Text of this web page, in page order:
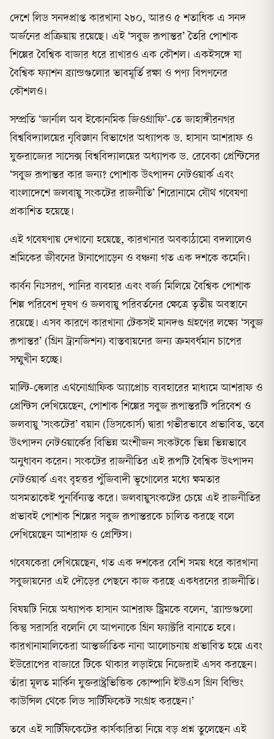
দেশে লিড সনদপ্রাপ্ত কারখানা ২৮০, আরও ৫ শতাধিক এ সনদ
অর্জনের প্রক্রিয়ায় রয়েছে। এই ‘সবুজ রূপান্তর’ তৈরি পোশাক
শিল্পের বৈশ্বিক বাজার ধরে রাখারও এক কৌশল। একইসঙ্গে যা
বৈশ্বিক ফ্যাশন ব্র্যান্ডগুলোর ভাবমূর্তি রক্ষা ও পণ্য বিপণনের
কৌশলও।
সম্প্রতি ‘জার্নাল অব ইকোনমিক জিওগ্রাফি’-তে জাহাঙ্গীরনগর
বিশ্ববিদ্যালয়ের নৃবিজ্ঞান বিভাগের অধ্যাপক ড. হাসান আশরাফ ও
যুক্তরাজ্যের সাসেক্স বিশ্ববিদ্যালয়ের অধ্যাপক ড. রেবেকা প্রেন্টিসের
‘সবুজ রূপান্তর কার জন্য? পোশাক উৎপাদন নেটওয়ার্ক এবং
বাংলাদেশে জলবায়ু সংকটের রাজনীতি’ শিরোনামে যৌথ গবেষণা
প্রকাশিত হয়েছে।
এই গবেষণায় দেখানো হয়েছে, কারখানার অবকাঠামো বদলালেও
শ্রমিকের জীবনের টানাপোড়েন ও বঞ্চনা গত এক দশকে কমেনি।
কার্বন নিঃসরণ, পানির ব্যবহার এবং বর্জ্য মিলিয়ে বৈশ্বিক পোশাক
শিল্প পরিবেশ দূষণ ও জলবায়ু পরিবর্তনের ক্ষেত্রে তৃতীয় অবস্থানে
রয়েছে। এসব কারণে কারখানা টেকসই মানদণ্ড গ্রহণের লক্ষ্যে ‘সবুজ
রূপান্তর’ (গ্রিন ট্রানজিশন) বাস্তবায়নের জন্য ক্রমবর্ধমান চাপের
সম্মুখীন হচ্ছে।
মাল্টি-স্কেলার এথনোগ্রাফিক অ্যাপ্রোচ ব্যবহারের মাধ্যমে আশরাফ ও
প্রেন্টিস দেখিয়েছেন, পোশাক শিল্পের সবুজ রূপান্তরটি পরিবেশ ও
জলবায়ু ‘সংকটের’ বয়ান (ডিসকোর্স) দ্বারা গভীরভাবে প্রভাবিত, তবে
উৎপাদন নেটওয়ার্কের বিভিন্ন অংশীজন সংকটকে ভিন্ন ভিন্নভাবে
অনুধাবন করেন। সংকটের রাজনীতির এই রূপটি বৈশ্বিক উৎপাদন
নেটওয়ার্ক এবং বৃহত্তর পুঁজিবাদী ভূগোলের মধ্যে ক্ষমতার
অসমতাকেই পুনর্বিন্যস্ত করে। জলবায়ুসংকটের চেয়ে এই রাজনীতির
প্রভাবই পোশাক শিল্পের সবুজ রূপান্তরকে চালিত করছে বলে
দেখিয়েছেন আশরাফ ও প্রেন্টিস।
গবেষকেরা দেখিয়েছেন, গত এক দশকের বেশি সময় ধরে কারখানা
সবুজায়নের এই দৌড়ের পেছনে কাজ করছে একধরনের রাজনীতি।
বিষয়টি নিয়ে অধ্যাপক হাসান আশরাফ স্ট্রিমকে বলেন, ‘ব্র্যান্ডগুলো
কিন্তু সরাসরি বলেনি যে আপনাকে গ্রিন ফ্যাক্টরি বানাতে হবে।
কারখানামালিকেরা আন্তর্জাতিক নানা আলোচনায় প্রভাবিত হয়ে এবং
ইউরোপের বাজারে টিকে থাকার লড়াইয়ে নিজেরাই এসব করছেন।
তাঁরা মূলত মার্কিন যুক্তরাষ্ট্রভিত্তিক কোম্পানি ইউএস গ্রিন বিল্ডিং
কাউন্সিল থেকে লিড সার্টিফিকেট সংগ্রহ করছেন।’
তবে এই সার্টিফিকেটের কার্যকারিতা নিয়ে বড় প্রশ্ন তুলেছেন এই